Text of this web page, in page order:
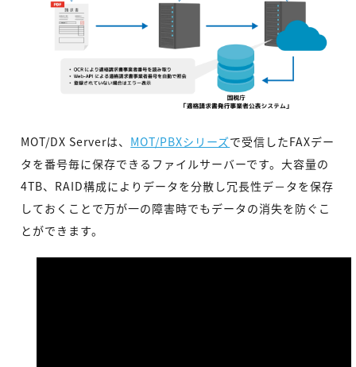
MOT/DX Serverは、 MOT/PBXシリーズで受信したFAXデー
タを番号毎に保存できるファイルサーバーです。大容量の
4TB、RAID構成によりデータを分散し冗長性デ－タを保存
しておくことで万が一の障害時でもデータの消失を防ぐこ
とができます。